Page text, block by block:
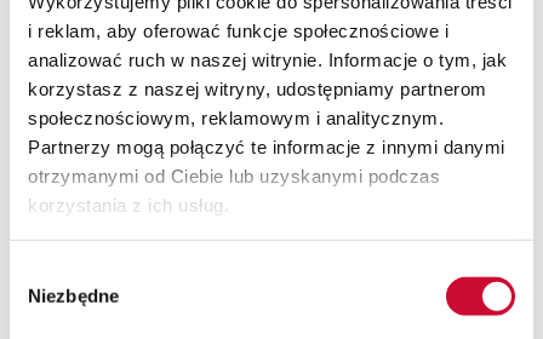
i reklam, aby oferować funkcje społecznościowe i
analizować ruch w naszej witrynie. Informacje o tym, jak
korzystasz z naszej witryny, udostępniamy partnerom
społecznościowym, reklamowym i analitycznym.
Partnerzy mogą połączyć te informacje z innymi danymi
otrzymanymi od Ciebie lub uzyskanymi podczas
korzystania z ich usług.
zgody
Niezbędne
Firma SUPREMIS planuje zakończenie wdrożenia do
końca sierpnia 2011.
Jeśli interesuje Cię
usprawnianie działania Twojego